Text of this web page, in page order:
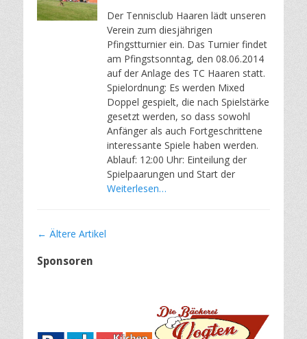
Der Tennisclub Haaren lädt unseren
Verein zum diesjährigen
Pfingstturnier ein. Das Turnier findet
am Pfingstsonntag, den 08.06.2014
auf der Anlage des TC Haaren statt.
Spielordnung: Es werden Mixed
Doppel gespielt, die nach Spielstärke
gesetzt werden, so dass sowohl
Anfänger als auch Fortgeschrittene
interessante Spiele haben werden.
Ablauf: 12:00 Uhr: Einteilung der
Spielpaarungen und Start der
Weiterlesen…
Artikel-
← Ältere Artikel
Sponsoren